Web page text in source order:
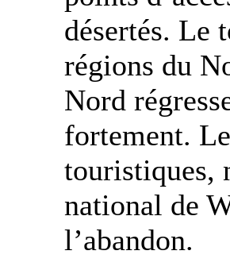
désertés. Le
régions du
Nord
fortement.
touristiques,
national de
l’abandon.